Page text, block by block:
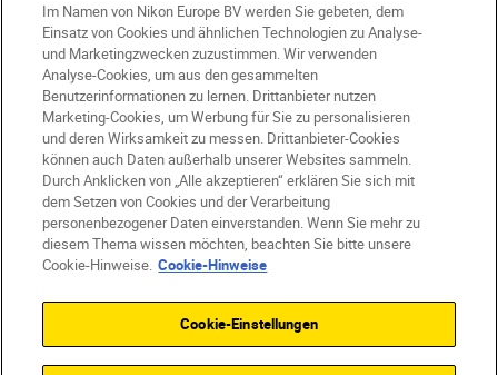
AT Nikon Sites
Kontaktieren Sie uns
Datenschutzhinweis
Nutzungsbedingungen
Geschäftsbedingungen des Nikon Stores
Cookie-Hinweise
Barrierefreiheit
Cookie-Einstellungen
© 2026 Nikon
SKIP
Im Namen von Nikon Europe BV werden Sie gebeten, dem
Einsatz von Cookies und ähnlichen Technologien zu Analyse-
und Marketingzwecken zuzustimmen. Wir verwenden
Analyse-Cookies, um aus den gesammelten
Benutzerinformationen zu lernen. Drittanbieter nutzen
Marketing-Cookies, um Werbung für Sie zu personalisieren
und deren Wirksamkeit zu messen. Drittanbieter-Cookies
können auch Daten außerhalb unserer Websites sammeln.
Durch Anklicken von „Alle akzeptieren“ erklären Sie sich mit
dem Setzen von Cookies und der Verarbeitung
personenbezogener Daten einverstanden. Wenn Sie mehr zu
diesem Thema wissen möchten, beachten Sie bitte unsere
Cookie-Hinweise. Cookie-Hinweise
Cookie-Einstellungen